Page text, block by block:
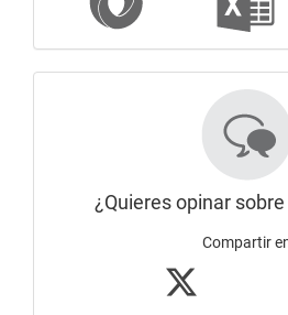
¿Quieres opinar
Compartir